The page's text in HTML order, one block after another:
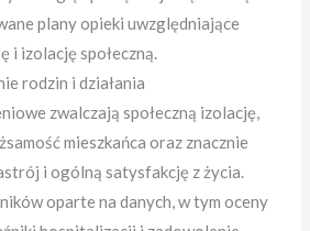
plany opieki uwzględniające
i izolację społeczną.
rodzin i działania
zwalczają społeczną izolację,
mieszkańca oraz znacznie
i ogólną satysfakcję z życia.
oparte na danych, w tym oceny